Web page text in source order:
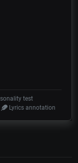
test
Lyrics annotation